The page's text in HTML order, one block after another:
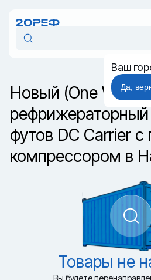
Ваш
Да,
Новый (One Way)
рефрижераторный
футов DC Carrier
компрессором в
Товары не
Вы будете